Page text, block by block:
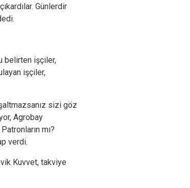
Günlerdir
belirten işçiler,
işçiler,
sizi göz
Agrobay
mı?
verdi.
Kuvvet, takviye